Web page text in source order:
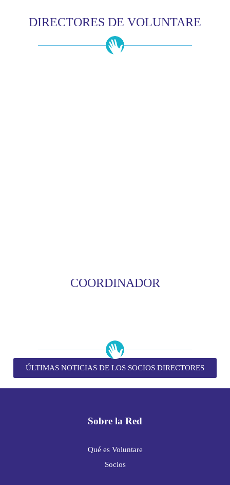
DIRECTORES DE VOLUNTARE
COORDINADOR
ÚLTIMAS NOTICIAS DE LOS SOCIOS DIRECTORES
Sobre la Red
Qué es Voluntare
Socios